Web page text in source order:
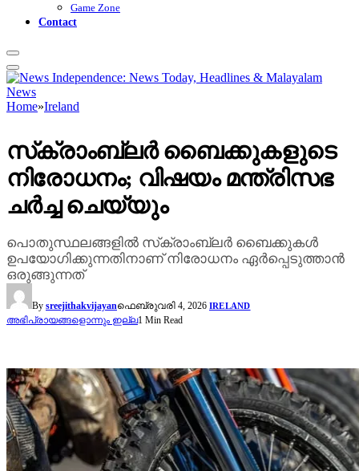
Game Zone
Contact
Home»Ireland
സ്‌ക്രാംബ്ലർ ബൈക്കുകളുടെ
നിരോധനം; വിഷയം മന്ത്രിസഭ
ചർച്ച ചെയ്യും
പൊതുസ്ഥലങ്ങളിൽ സ്‌ക്രാംബ്ലർ ബൈക്കുകൾ
ഉപയോഗിക്കുന്നതിനാണ് നിരോധനം ഏർപ്പെടുത്താൻ
ഒരുങ്ങുന്നത്
By sreejithakvijayanഫെബ്രുവരി 4, 2026 IRELAND
അഭിപ്രായങ്ങളൊന്നും ഇല്ല1 Min Read